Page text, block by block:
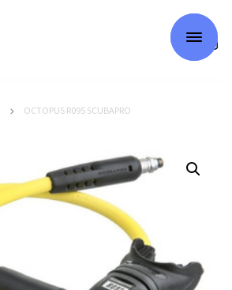
OCTOPUS R095 SCUBAPRO